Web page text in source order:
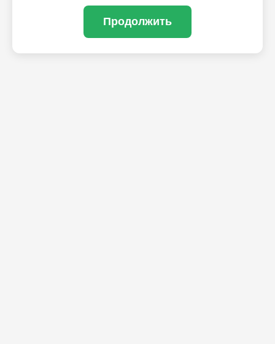
Продолжить